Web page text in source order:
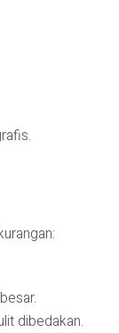
dibedakan.